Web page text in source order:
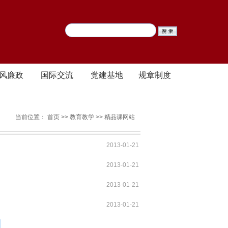
廉政 国际交流 党建基地 规章制度
当前位置： 首页 >> 教育教学 >> 精品课网站
2013-01-21
2013-01-21
2013-01-21
2013-01-21